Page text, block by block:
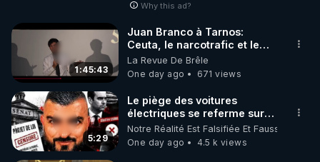
Why this ad?
1:45:43
Juan Branco à Tarnos:
Ceuta, le narcotrafic et le
pouvoir en France
La Revue De Brêle
One day ago
671 views
5:29
Le piège des voitures
électriques se referme sur
les usagers !
Notre Réalité Est Falsifiée Et Fausse
One day ago
4.5 k views